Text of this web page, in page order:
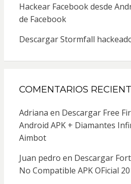
Hackear Facebook desde
de Facebook
Descargar Stormfall
COMENTARIOS
Adriana en Descargar Free
Android APK + Diamantes
Aimbot
Juan pedro en Descargar
No Compatible APK OFicial